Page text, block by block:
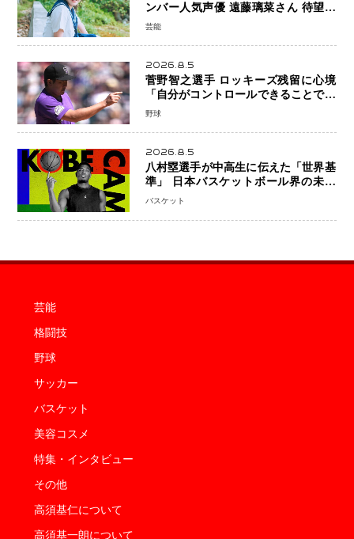
ンバー人気声優 遠藤璃菜さん 待望の
1st写真集が10月6日発売決定！ 沖縄ロ
情まで収録
芸能
2026.8.5
菅野智之選手 ロッキーズ残留に心境
「自分がコントロールできることでは
ない」 トレード報道にも冷静な姿勢
野球
2026.8.5
八村塁選手が中高生に伝えた「世界基
準」 日本バスケットボール界の未来
を変える“練習の質”という哲学
バスケット
芸能
格闘技
野球
サッカー
バスケット
美容コスメ
特集・インタビュー
その他
高須基仁について
高須基一朗について